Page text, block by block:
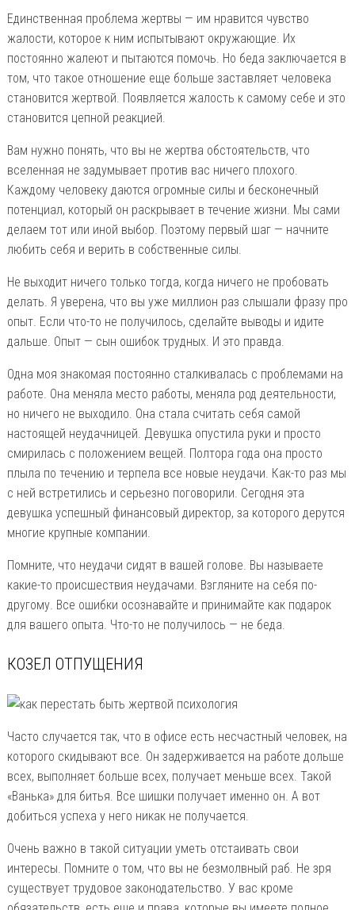
Единственная проблема жертвы — им нравится чувство
жалости, которое к ним испытывают окружающие. Их
постоянно жалеют и пытаются помочь. Но беда заключается в
том, что такое отношение еще больше заставляет человека
становится жертвой. Появляется жалость к самому себе и это
становится цепной реакцией.
Вам нужно понять, что вы не жертва обстоятельств, что
вселенная не задумывает против вас ничего плохого.
Каждому человеку даются огромные силы и бесконечный
потенциал, который он раскрывает в течение жизни. Мы сами
делаем тот или иной выбор. Поэтому первый шаг — начните
любить себя и верить в собственные силы.
Не выходит ничего только тогда, когда ничего не пробовать
делать. Я уверена, что вы уже миллион раз слышали фразу про
опыт. Если что-то не получилось, сделайте выводы и идите
дальше. Опыт — сын ошибок трудных. И это правда.
Одна моя знакомая постоянно сталкивалась с проблемами на
работе. Она меняла место работы, меняла род деятельности,
но ничего не выходило. Она стала считать себя самой
настоящей неудачницей. Девушка опустила руки и просто
смирилась с положением вещей. Полтора года она просто
плыла по течению и терпела все новые неудачи. Как-то раз мы
с ней встретились и серьезно поговорили. Сегодня эта
девушка успешный финансовый директор, за которого дерутся
многие крупные компании.
Помните, что неудачи сидят в вашей голове. Вы называете
какие-то происшествия неудачами. Взгляните на себя по-
другому. Все ошибки осознавайте и принимайте как подарок
для вашего опыта. Что-то не получилось — не беда.
КОЗЕЛ ОТПУЩЕНИЯ
Часто случается так, что в офисе есть несчастный человек, на
которого скидывают все. Он задерживается на работе дольше
всех, выполняет больше всех, получает меньше всех. Такой
«Ванька» для битья. Все шишки получает именно он. А вот
добиться успеха у него никак не получается.
Очень важно в такой ситуации уметь отстаивать свои
интересы. Помните о том, что вы не безмолвный раб. Не зря
существует трудовое законодательство. У вас кроме